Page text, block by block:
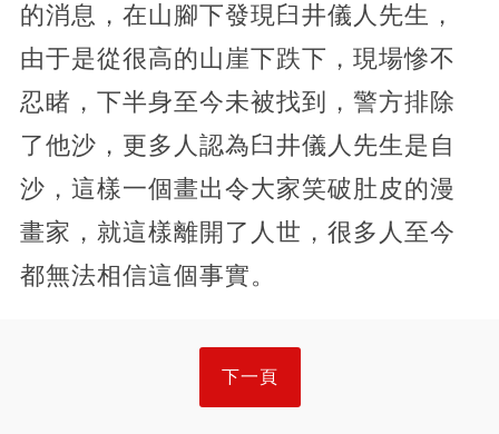
的消息，在山腳下發現臼井儀人先生，
由于是從很高的山崖下跌下，現場慘不
忍睹，下半身至今未被找到，警方排除
了他沙，更多人認為臼井儀人先生是自
沙，這樣一個畫出令大家笑破肚皮的漫
畫家，就這樣離開了人世，很多人至今
都無法相信這個事實。
下一頁